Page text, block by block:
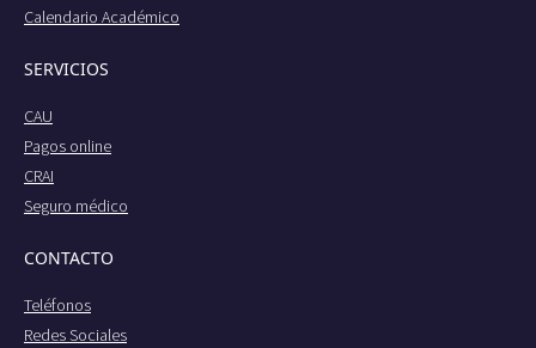
Calendario Académico
SERVICIOS
CAU
Pagos online
CRAI
Seguro médico
CONTACTO
Teléfonos
Redes Sociales